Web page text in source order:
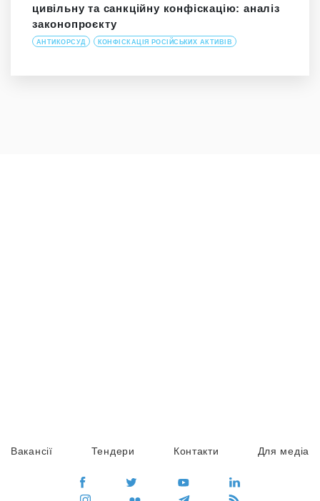
цивільну та санкційну конфіскацію: аналіз
законопроєкту
АНТИКОРСУД КОНФІСКАЦІЯ РОСІЙСЬКИХ АКТИВІВ
Вакансії Тендери Контакти Для медіа